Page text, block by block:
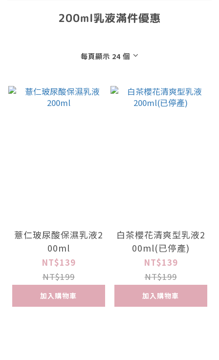
200ml乳液滿件優惠
每頁顯示 24 個
薏仁玻尿酸保濕乳液2
00ml
NT$139
NT$199
加入購物車
白茶櫻花清爽型乳液2
00ml(已停產)
NT$139
NT$199
加入購物車